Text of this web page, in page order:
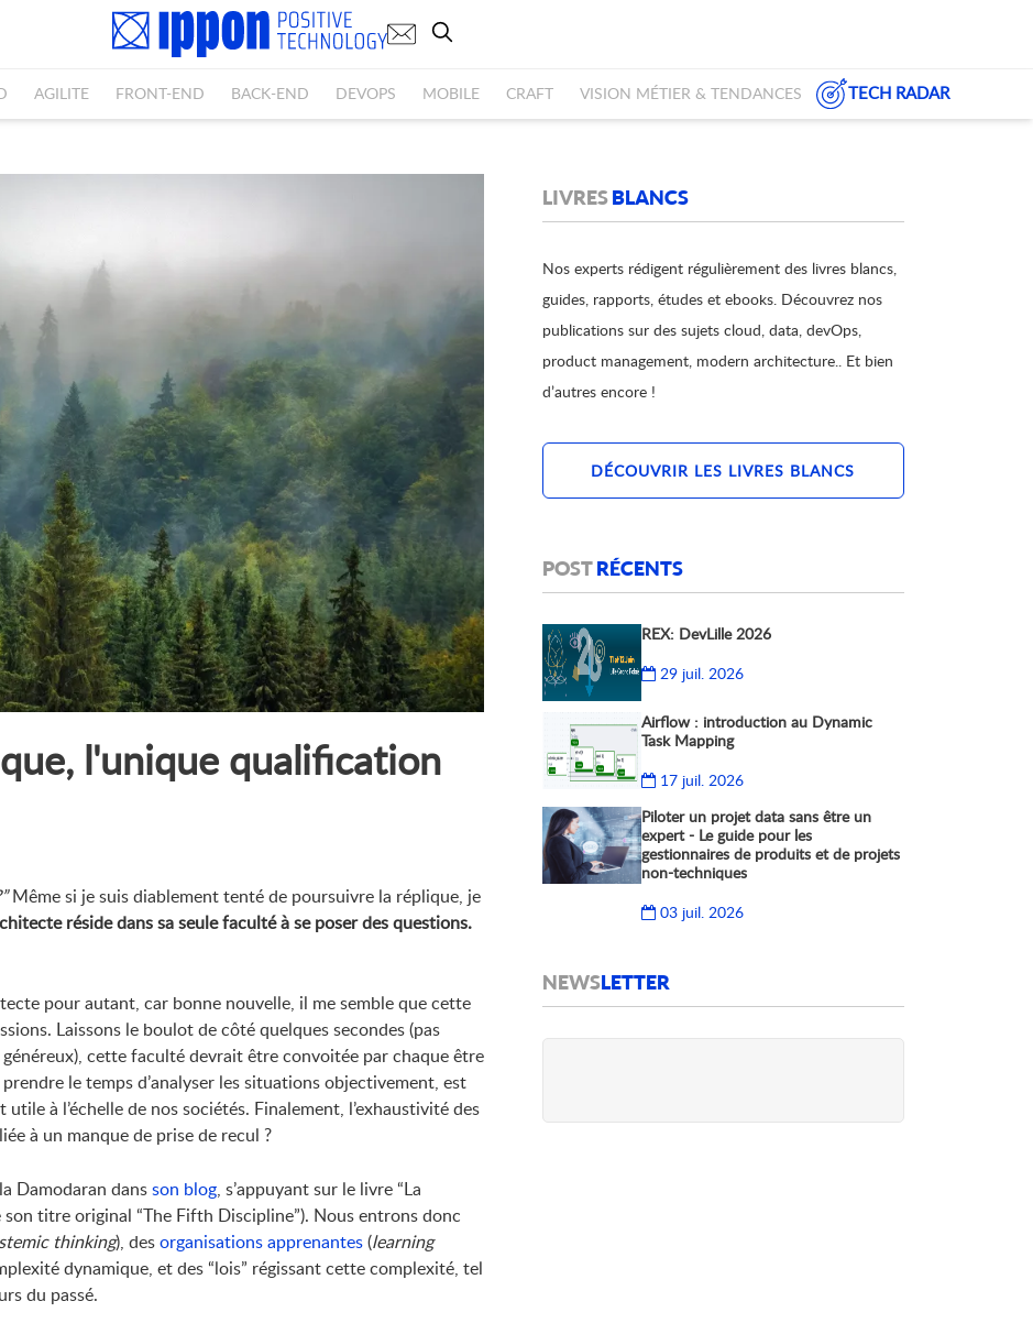
AGILITE FRONT-END BACK-END DEVOPS MOBILE CRAFT VISION MÉTIER & TENDANCES TECH RADAR
l'unique qualification
Même si je suis diablement tenté de poursuivre la réplique, je
réside dans sa seule faculté à se poser des questions.
pour autant, car bonne nouvelle, il me semble que cette
Laissons le boulot de côté quelques secondes (pas
cette faculté devrait être convoitée par chaque être
le temps d’analyser les situations objectivement, est
à l’échelle de nos sociétés. Finalement, l’exhaustivité des
à un manque de prise de recul ?
Damodaran dansson blog, s’appuyant sur le livre “La
titre original “The Fifth Discipline”). Nous entrons donc
thinking), desorganisations apprenantes(learning
dynamique, et des “lois” régissant cette complexité, tel
du passé.
LIVRESBLANCS
Nos experts rédigent régulièrement des livres blancs,
guides, rapports, études et ebooks. Découvrez nos
publications sur des sujets cloud, data, devOps,
product management, modern architecture.. Et bien
d’autres encore !
DÉCOUVRIR LES LIVRES BLANCS
POSTRÉCENTS
REX: DevLille 2026
29 juil. 2026
Airflow : introduction au Dynamic
Task Mapping
17 juil. 2026
Piloter un projet data sans être un
expert - Le guide pour les
gestionnaires de produits et de projets
non-techniques
03 juil. 2026
NEWSLETTER